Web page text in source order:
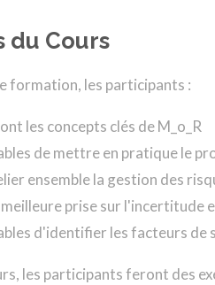
du Cours
formation, les participants :
les concepts clés de M_o_R
de mettre en pratique le
ensemble la gestion des
prise sur l'incertitude
d'identifier les facteurs de
les participants feront des